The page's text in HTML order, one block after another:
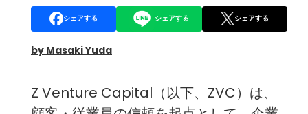
シェアする シェアする シェアする
by Masaki Yuda
Z Venture Capital（以下、ZVC）は、